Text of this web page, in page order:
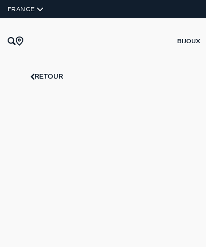
FRANCE
BIJOUX
RETOUR